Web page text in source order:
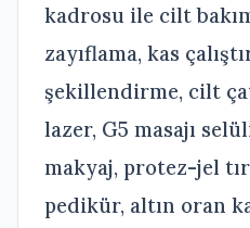
kadrosu ile cilt
zayıflama, kas
şekillendirme, cilt
lazer, G5 masajı
makyaj, protez-jel
pedikür, altın oran